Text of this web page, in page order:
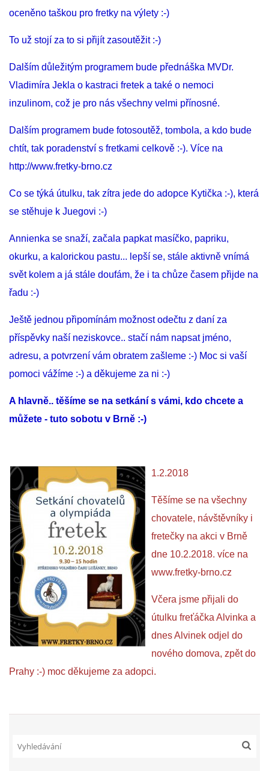
oceněno taškou pro fretky na výlety :-)
To už stojí za to si přijít zasoutěžit :-)
Dalším důležitým programem bude přednáška MVDr.
Vladimíra Jekla o kastraci fretek a také o nemoci
inzulinom, což je pro nás všechny velmi přínosné.
Dalším programem bude fotosoutěž, tombola, a kdo bude
chtít, tak poradenství s fretkami celkově :-). Více na
http://www.fretky-brno.cz
Co se týká útulku, tak zítra jede do adopce Kytička :-), která
se stěhuje k Juegovi :-)
Annienka se snaží, začala papkat masíčko, papriku,
okurku, a kalorickou pastu... lepší se, stále aktivně vnímá
svět kolem a já stále doufám, že i ta chůze časem přijde na
řadu :-)
Ještě jednou připomínám možnost odečtu z daní za
příspěvky naší neziskovce.. stačí nám napsat jméno,
adresu, a potvrzení vám obratem zašleme :-) Moc si vaší
pomoci vážíme :-) a děkujeme za ni :-)
A hlavně.. těšíme se na setkání s vámi, kdo chcete a
můžete - tuto sobotu v Brně :-)
1.2.2018
Těšíme se na všechny
chovatele, návštěvníky i
fretečky na akci v Brně
dne 10.2.2018. více na
www.fretky-brno.cz
Včera jsme přijali do
útulku freťáčka Alvinka a
dnes Alvinek odjel do
nového domova, zpět do
Prahy :-) moc děkujeme za adopci.